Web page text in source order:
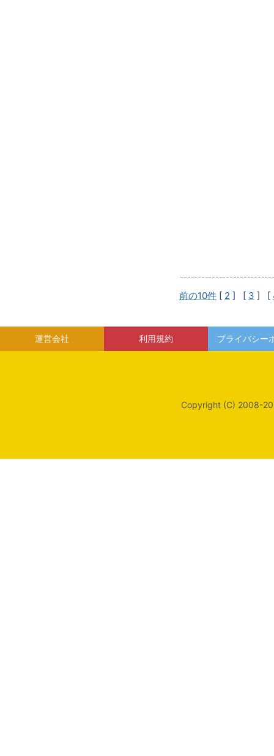
前の10件 [ 2 ] [ 3 ] [
運営会社 利用規約 プライバシー
Copyright (C) 2008-